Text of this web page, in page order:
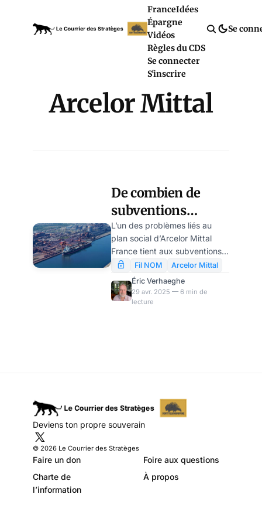
FranceIdées
Épargne
Vidéos
Règles du CDS
Se connecter
S'inscrire
Se
Arcelor Mittal
De combien de
subventions
Arcelor-Mittal a-t-
il bénéficié ? par
Arthur Cyclops
L’un des problèmes liés au
plan social d’Arcelor Mittal
France tient aux subventions
dont l’entreprise a bénéficié
pour maintenir une activité en
France, alors même que
l’entreprise distribuait de
Fil NOM
Arcelor Mittal
Éric Verhaeghe
29 avr. 2025 — 6 min de
lecture
Deviens ton propre souverain
© 2026 Le Courrier des Stratèges
Faire un don
Foire aux questions
Charte de
l’information
À propos